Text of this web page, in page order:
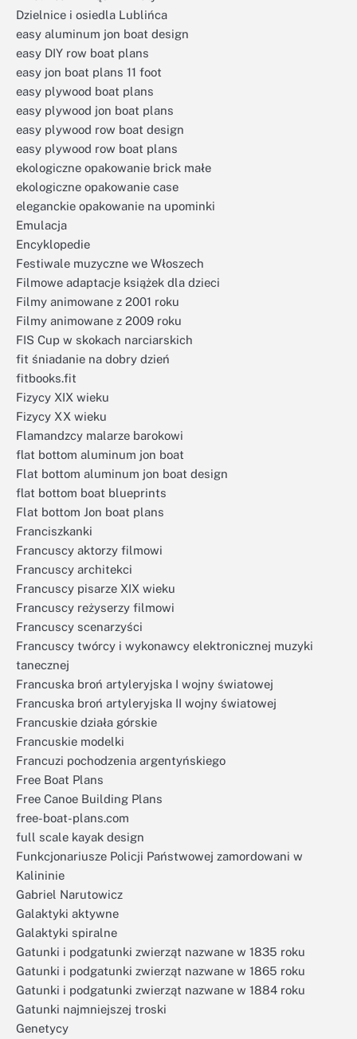
Dzielnice i osiedla Lublińca
easy aluminum jon boat design
easy DIY row boat plans
easy jon boat plans 11 foot
easy plywood boat plans
easy plywood jon boat plans
easy plywood row boat design
easy plywood row boat plans
ekologiczne opakowanie brick małe
ekologiczne opakowanie case
eleganckie opakowanie na upominki
Emulacja
Encyklopedie
Festiwale muzyczne we Włoszech
Filmowe adaptacje książek dla dzieci
Filmy animowane z 2001 roku
Filmy animowane z 2009 roku
FIS Cup w skokach narciarskich
fit śniadanie na dobry dzień
fitbooks.fit
Fizycy XIX wieku
Fizycy XX wieku
Flamandzcy malarze barokowi
flat bottom aluminum jon boat
Flat bottom aluminum jon boat design
flat bottom boat blueprints
Flat bottom Jon boat plans
Franciszkanki
Francuscy aktorzy filmowi
Francuscy architekci
Francuscy pisarze XIX wieku
Francuscy reżyserzy filmowi
Francuscy scenarzyści
Francuscy twórcy i wykonawcy elektronicznej muzyki
tanecznej
Francuska broń artyleryjska I wojny światowej
Francuska broń artyleryjska II wojny światowej
Francuskie działa górskie
Francuskie modelki
Francuzi pochodzenia argentyńskiego
Free Boat Plans
Free Canoe Building Plans
free-boat-plans.com
full scale kayak design
Funkcjonariusze Policji Państwowej zamordowani w
Kalininie
Gabriel Narutowicz
Galaktyki aktywne
Galaktyki spiralne
Gatunki i podgatunki zwierząt nazwane w 1835 roku
Gatunki i podgatunki zwierząt nazwane w 1865 roku
Gatunki i podgatunki zwierząt nazwane w 1884 roku
Gatunki najmniejszej troski
Genetycy